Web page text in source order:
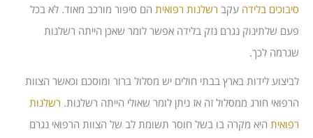
סיבוכים בלידה עקב רשלנות רפואית הם סיפור מורכב מאוד. לא בכל
פעם שלתינוק נגרם נזק בלידה אפשר לומר שאכן הייתה רשלנות
שגרמה לכך.
לביצוע לידות בארץ בבתי חולים יש מסלול ברור ומוסכם וכאשר הצוות
הרפואי חורג ממסלול זה אז ניתן לומר שאולי הייתה רשלנות. רשלנות
רפואית היא מקרה בו בשל חוסר תשומת לב של הצוות הרפואי נגרם